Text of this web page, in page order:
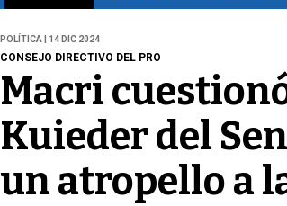
POLÍTICA | 14 DIC 2024
CONSEJO DIRECTIVO DEL PRO
Macri
Kuieder del
un atropello a